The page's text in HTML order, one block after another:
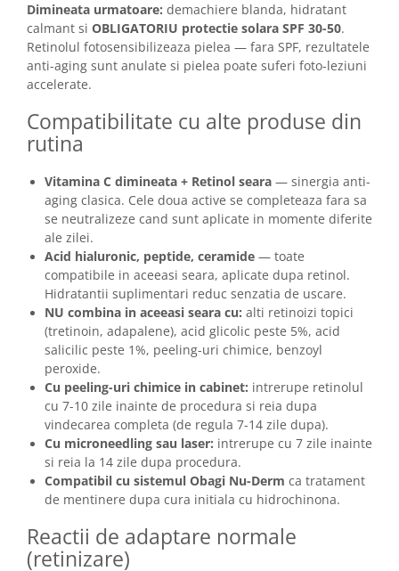
Dimineata urmatoare: demachiere blanda, hidratant
calmant si OBLIGATORIU protectie solara SPF 30-50.
Retinolul fotosensibilizeaza pielea — fara SPF, rezultatele
anti-aging sunt anulate si pielea poate suferi foto-leziuni
accelerate.
Compatibilitate cu alte produse din
rutina
Vitamina C dimineata + Retinol seara — sinergia anti-
aging clasica. Cele doua active se completeaza fara sa
se neutralizeze cand sunt aplicate in momente diferite
ale zilei.
Acid hialuronic, peptide, ceramide — toate
compatibile in aceeasi seara, aplicate dupa retinol.
Hidratantii suplimentari reduc senzatia de uscare.
NU combina in aceeasi seara cu: alti retinoizi topici
(tretinoin, adapalene), acid glicolic peste 5%, acid
salicilic peste 1%, peeling-uri chimice, benzoyl
peroxide.
Cu peeling-uri chimice in cabinet: intrerupe retinolul
cu 7-10 zile inainte de procedura si reia dupa
vindecarea completa (de regula 7-14 zile dupa).
Cu microneedling sau laser: intrerupe cu 7 zile inainte
si reia la 14 zile dupa procedura.
Compatibil cu sistemul Obagi Nu-Derm ca tratament
de mentinere dupa cura initiala cu hidrochinona.
Reactii de adaptare normale
(retinizare)